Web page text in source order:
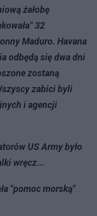
żałobę
32
Maduro. Havana
odbędą się dwa dni
zostaną
zabici byli
i agencji
US Army było
wręcz...
"pomoc morską"